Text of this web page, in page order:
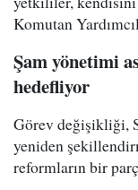
Komutan
Şam yönetimi
hedefliyor
Görev değişikliği,
yeniden
reformların bir